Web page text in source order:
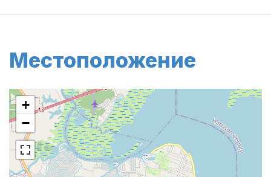
Местоположение
+
−